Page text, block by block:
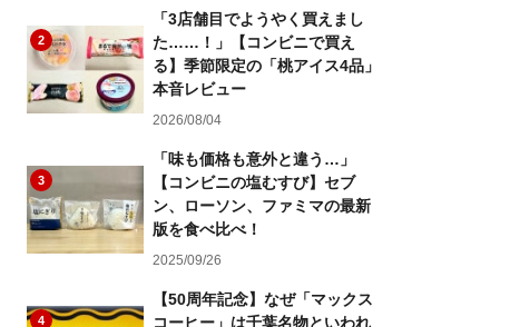
2
「3店舗目でようやく買えまし
た……！」【コンビニで買え
る】季節限定の「桃アイス4品」
本音レビュー
2026/08/04
3
「味も価格も意外と違う…」
【コンビニの塩むすび】セブ
ン、ローソン、ファミマの最新
版を食べ比べ！
2025/09/26
4
【50周年記念】なぜ「マックス
コーヒー」は千葉名物といわれ